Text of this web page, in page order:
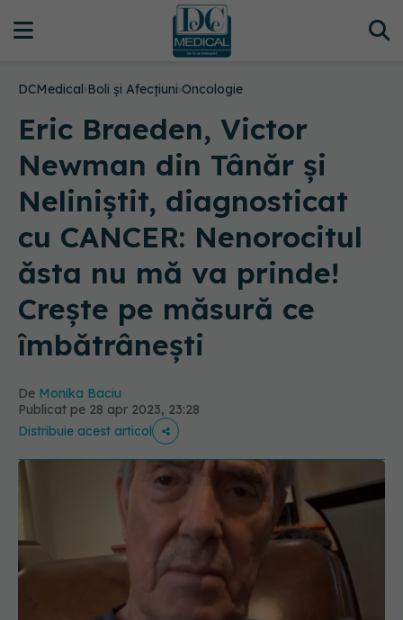
DCMedical›Boli și Afecțiuni›Oncologie
Eric Braeden, Victor
Newman din Tânăr și
Neliniștit, diagnosticat
cu CANCER: Nenorocitul
ăsta nu mă va prinde!
Crește pe măsură ce
îmbătrânești
De Monika Baciu
Publicat pe 28 apr 2023, 23:28
Distribuie acest articol